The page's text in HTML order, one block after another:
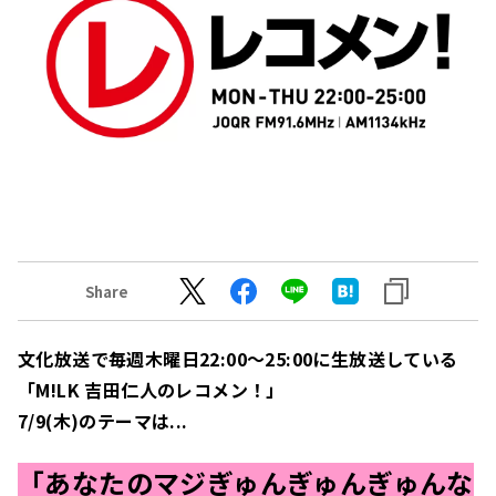
Share
文化放送で毎週木曜日22:00～25:00に生放送している
「M!LK 吉田仁人のレコメン！」
7/9(木)のテーマは...
「あなたのマジぎゅんぎゅんぎゅんな